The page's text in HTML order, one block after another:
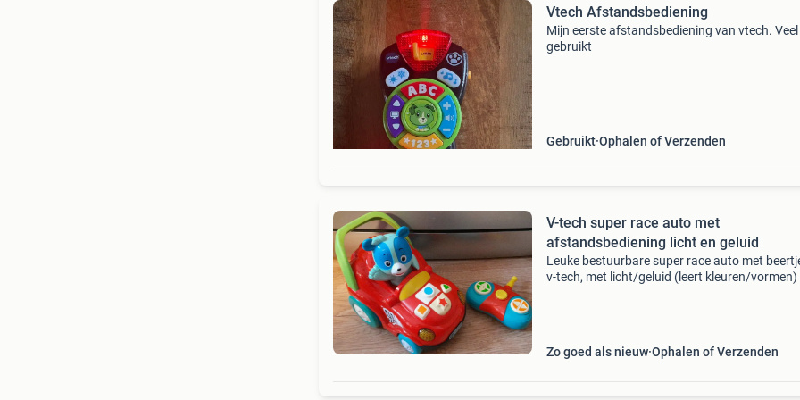
Vtech Afstandsbediening
Mijn eerste afstandsbediening van vtech. Veel
gebruikt
Gebruikt Ophalen of Verzenden
V-tech super race auto met
afstandsbediening licht en geluid
Leuke bestuurbare super race auto met
v-tech, met licht/geluid (leert kleuren/vormen)
Zo goed als nieuw Ophalen of Verzenden